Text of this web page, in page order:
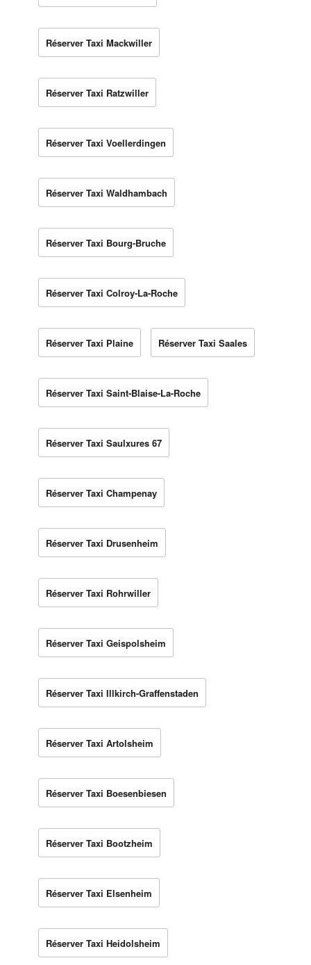
Réserver Taxi Mackwiller
Réserver Taxi Ratzwiller
Réserver Taxi Voellerdingen
Réserver Taxi Waldhambach
Réserver Taxi Bourg-Bruche
Réserver Taxi Colroy-La-Roche
Réserver Taxi Plaine Réserver Taxi Saales
Réserver Taxi Saint-Blaise-La-Roche
Réserver Taxi Saulxures 67
Réserver Taxi Champenay
Réserver Taxi Drusenheim
Réserver Taxi Rohrwiller
Réserver Taxi Geispolsheim
Réserver Taxi Illkirch-Graffenstaden
Réserver Taxi Artolsheim
Réserver Taxi Boesenbiesen
Réserver Taxi Bootzheim
Réserver Taxi Elsenheim
Réserver Taxi Heidolsheim